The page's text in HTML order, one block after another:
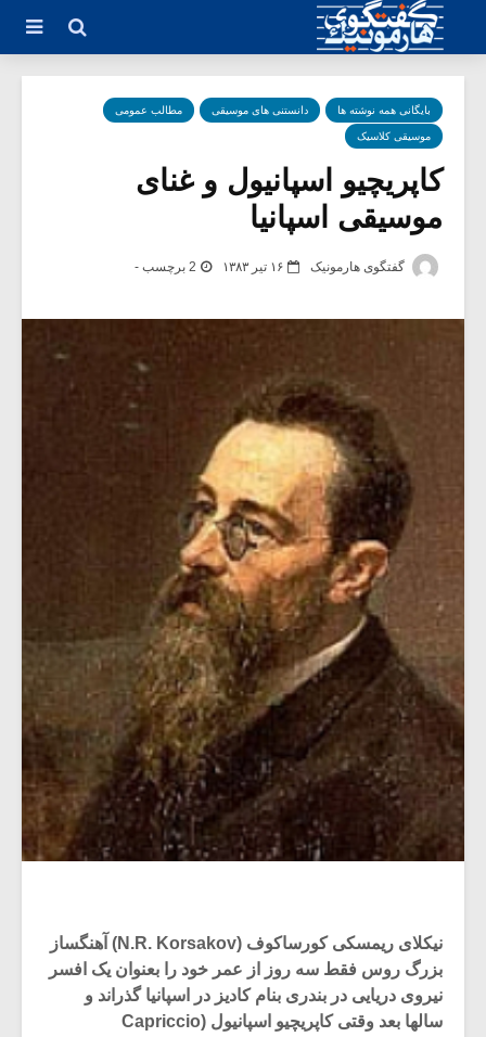
بایگانی همه نوشته ها دانستنی های موسیقی مطالب عمومی
موسیقی کلاسیک
کاپریچیو اسپانیول و غنای
موسیقی اسپانیا
گفتگوی هارمونیک ۱۶ تیر ۱۳۸۳ 2 برچسب -
نیکلای ریمسکی کورساکوف (N.R. Korsakov) آهنگساز
بزرگ روس فقط سه روز از عمر خود را بعنوان یک افسر
نیروی دریایی در بندری بنام کادیز در اسپانیا گذراند و
سالها بعد وقتی کاپریچیو اسپانیول (Capriccio